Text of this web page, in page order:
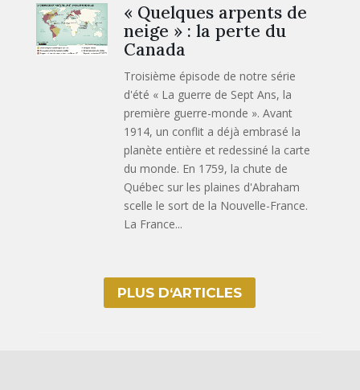
« Quelques arpents de
neige » : la perte du
Canada
Troisième épisode de notre série
d'été « La guerre de Sept Ans, la
première guerre-monde ». Avant
1914, un conflit a déjà embrasé la
planète entière et redessiné la carte
du monde. En 1759, la chute de
Québec sur les plaines d'Abraham
scelle le sort de la Nouvelle-France.
La France...
PLUS D‘ARTICLES